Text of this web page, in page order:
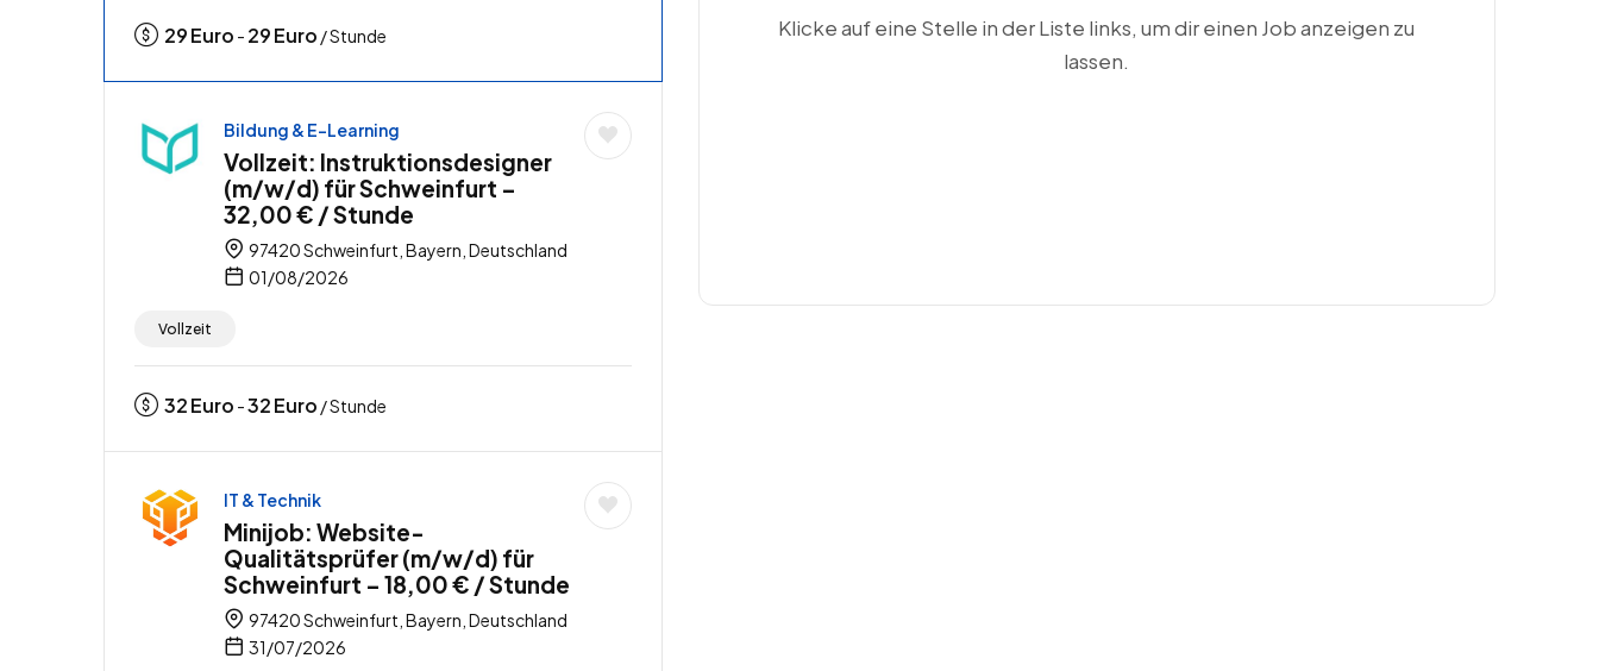
29Euro - 29Euro / Stunde
Bildung & E-Learning
Vollzeit: Instruktionsdesigner
(m/w/d) für Schweinfurt –
32,00 € / Stunde
97420 Schweinfurt, Bayern, Deutschland
01/08/2026
Vollzeit
32Euro -32Euro / Stunde
IT & Technik
Minijob: Website-
Qualitätsprüfer (m/w/d) für
Schweinfurt – 18,00 € / Stunde
97420 Schweinfurt, Bayern, Deutschland
31/07/2026
Klicke auf eine Stelle in der Liste links, um dir einen Job anzeigen zu
lassen.